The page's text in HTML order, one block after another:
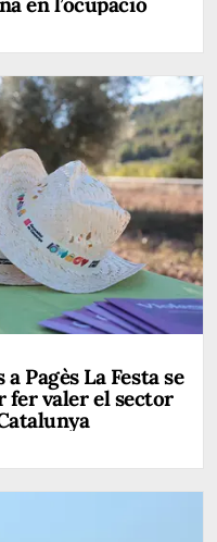
Pagès La Festa se
fer valer el sector